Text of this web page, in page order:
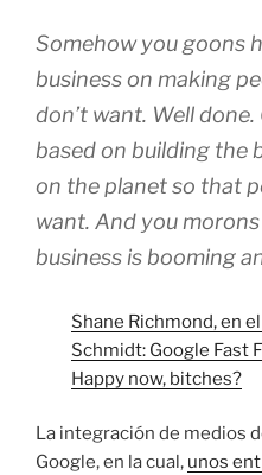
Somehow you goons
business on making
don’t want. Well
based on building
on the planet so that
want. And you
business is booming
Shane Richmond, en
Schmidt: Google Fast
Happy now, bitches?
La integración de medios
Google, en la cual, unos